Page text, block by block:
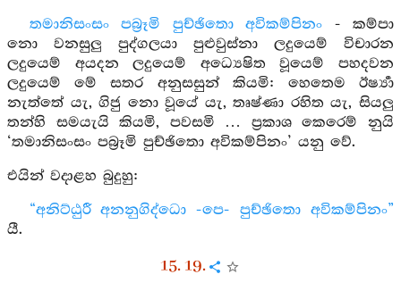
තමානිසංසං පබ්‍රෑමි පුච්ඡිතො අවිකම්පිනං - කම්පා
නො වනසුලු පුද්ගලයා පුළුවුස්නා ලදුයෙම් විචාරන
ලදුයෙම් අයදන ලදුයෙම් අධ්‍යෙෂිත වූයෙම් පහදවන
ලදුයෙම් මේ සතර අනුසසුන් කියමි: හෙතෙම ඊර්‍ෂ්‍යා
නැත්තේ යැ, ගිජු නො වූයේ යැ, තෘෂ්ණා රහිත යැ, සියලු
තන්හි සමයැයි කියමි, පවසමි … ප්‍රකාශ කෙරෙම් නුයි
‘තමානිසංසං පබ්‍රෑමි පුච්ඡිතො අවිකම්පිනං’ යනු වේ.
එයින් වදාළහ බුදුහු:
“අනිට්ඨුරී අනනුගිද්ධො -පෙ- පුච්ඡිතො අවිකම්පිනං”
යී.
15. 19.